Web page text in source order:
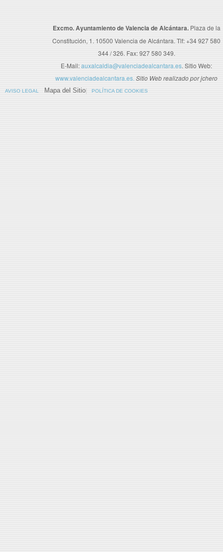
Excmo. Ayuntamiento de Valencia de Alcántara. Plaza de la
Constitución, 1. 10500 Valencia de Alcántara. Tlf: +34 927 580
344 / 326. Fax: 927 580 349.
E-Mail:auxalcaldia@valenciadealcantara.es. Sitio Web:
www.valenciadealcantara.es. Sitio Web realizado por jchero
AVISO LEGAL Mapa del Sitio POLÍTICA DE COOKIES